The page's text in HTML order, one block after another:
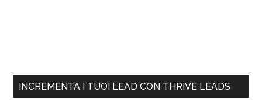
INCREMENTA I TUOI LEAD CON THRIVE LEADS